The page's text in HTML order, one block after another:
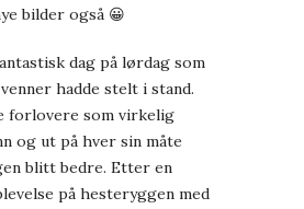
bilder også 😀
dag på lørdag som
hadde stelt i stand.
forlovere som virkelig
og ut på hver sin måte
blitt bedre. Etter en
på hesteryggen med